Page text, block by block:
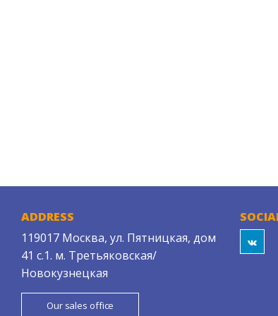
ADDRESS
119017 Москва, ул. Пятницкая, дом
41 с.1. м. Третьяковская/
Новокузнецкая
Our sales office